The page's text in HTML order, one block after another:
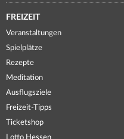
FREIZEIT
Veranstaltungen
Spielplätze
Rezepte
Meditation
Ausflugsziele
Freizeit-Tipps
Ticketshop
Lotto Hessen